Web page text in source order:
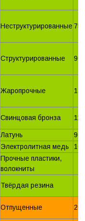
Неструктурированные 75
Структурированные 90
Жаропрочные
Свинцовая бронза
Латунь
90
Электролитная медь
Прочные пластики,
волокниты
Твёрдая резина
Отпущенные